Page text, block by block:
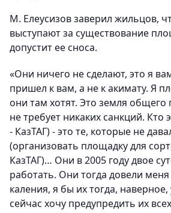
М. Елеусизов заверил жильцов,
выступают за существование
допустит ее сноса.
«Они ничего не сделают, это я
пришел к вам, а не к акимату. Я
они там хотят. Это земля общего
не требует никаких санкций.
- КазТАГ) - это те, которые не
(организовать площадку для
КазТАГ)… Они в 2005 году двое
работать. Они тогда довели
каления, я бы их тогда,
сейчас хочу предупредить их